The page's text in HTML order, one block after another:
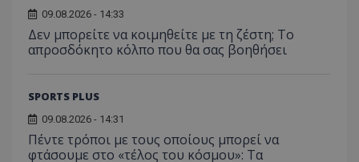
09.08.2026 - 14:33
Δεν μπορείτε να κοιμηθείτε με τη ζέστη; Το
απροσδόκητο κόλπο που θα σας βοηθήσει
SPORTS PLUS
09.08.2026 - 14:31
Πέντε τρόποι με τους οποίους μπορεί να
φτάσουμε στο «τέλος του κόσμου»: Τα